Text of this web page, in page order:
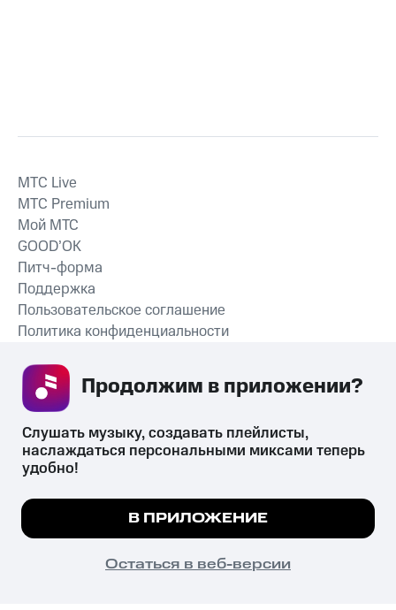
СКАЧАТЬ ПРИЛОЖЕНИЕ
MTС Live
MTС Premium
Мой МТС
GOOD’OK
Питч-форма
Поддержка
Пользовательское соглашение
Политика конфиденциальности
психотропных веществ, их аналогов причиняет вред здоровью,
их незаконный оборот запрещён и влечёт установленную
законодательством ответственность.
© 2026 ООО «КИОН».
Все права защищены
Мы используем куки, чтобы на сайте все
Подробнее
ПОНЯТНО
Слушать музыку, создавать плейлисты,
наслаждаться персональными миксами теперь
удобно!
В ПРИЛОЖЕНИЕ
Остаться в веб-версии